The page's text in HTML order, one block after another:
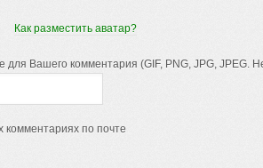
Как разместить аватар?
для Вашего комментария (GIF, PNG, JPG, JPEG.
по почте